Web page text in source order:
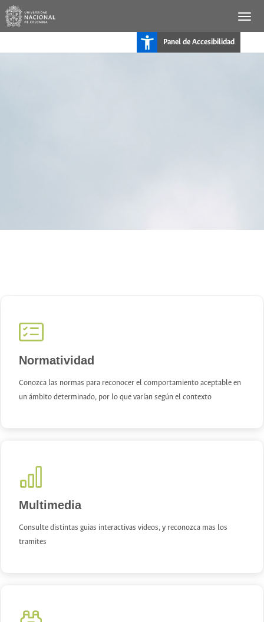
Panel de Accesibilidad
Normatividad
Conozca las normas para reconocer el comportamiento aceptable en
un ámbito determinado, por lo que varían según el contexto
Multimedia
Consulte distintas guias interactivas videos, y reconozca mas los
tramites